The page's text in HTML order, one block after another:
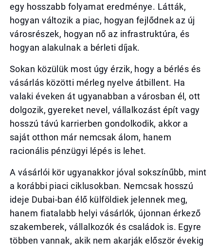
egy hosszabb folyamat eredménye. Látták,
hogyan változik a piac, hogyan fejlődnek az új
városrészek, hogyan nő az infrastruktúra, és
hogyan alakulnak a bérleti díjak.
Sokan közülük most úgy érzik, hogy a bérlés és
vásárlás közötti mérleg nyelve átbillent. Ha
valaki éveken át ugyanabban a városban él, ott
dolgozik, gyereket nevel, vállalkozást épít vagy
hosszú távú karrierben gondolkodik, akkor a
saját otthon már nemcsak álom, hanem
racionális pénzügyi lépés is lehet.
A vásárlói kör ugyanakkor jóval sokszínűbb, mint
a korábbi piaci ciklusokban. Nemcsak hosszú
ideje Dubai-ban élő külföldiek jelennek meg,
hanem fiatalabb helyi vásárlók, újonnan érkező
szakemberek, vállalkozók és családok is. Egyre
többen vannak, akik nem akarják először évekig